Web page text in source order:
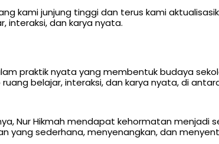
kami junjung tinggi dan terus kami
interaksi, dan karya nyata.
praktik nyata yang membentuk budaya
belajar, interaksi, dan karya nyata, di
Nur Hikmah mendapat kehormatan menjadi
yang sederhana, menyenangkan, dan